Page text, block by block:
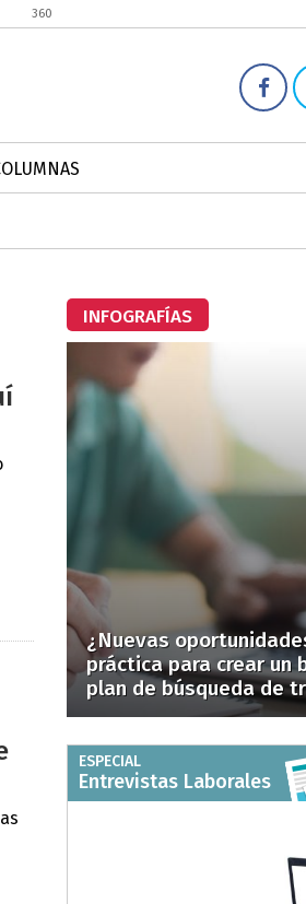
360
INFOGRAFÍAS
¿Nuevas
práctica para crear un
plan de búsqueda de
ESPECIAL
Entrevistas Laborales